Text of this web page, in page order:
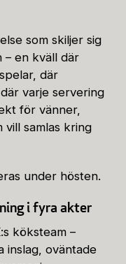
som skiljer sig
– en kväll där
där
varje servering
för vänner,
samlas kring
under hösten.
i fyra akter
köksteam –
inslag, oväntade